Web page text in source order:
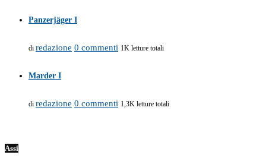
Panzerjäger I
di redazione 0 commenti 1K letture totali
Marder I
di redazione 0 commenti 1,3K letture totali
Assi